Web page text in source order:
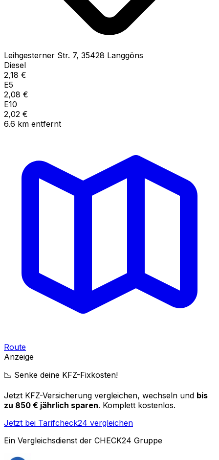
Leihgesterner Str. 7, 35428 Langgöns
Diesel
2,18 €
E5
2,08 €
E10
2,02 €
6.6 km entfernt
Route
Anzeige
📉 Senke deine KFZ-Fixkosten!
Jetzt KFZ-Versicherung vergleichen, wechseln und bis
zu 850 € jährlich sparen. Komplett kostenlos.
Jetzt bei Tarifcheck24 vergleichen
Ein Vergleichsdienst der CHECK24 Gruppe